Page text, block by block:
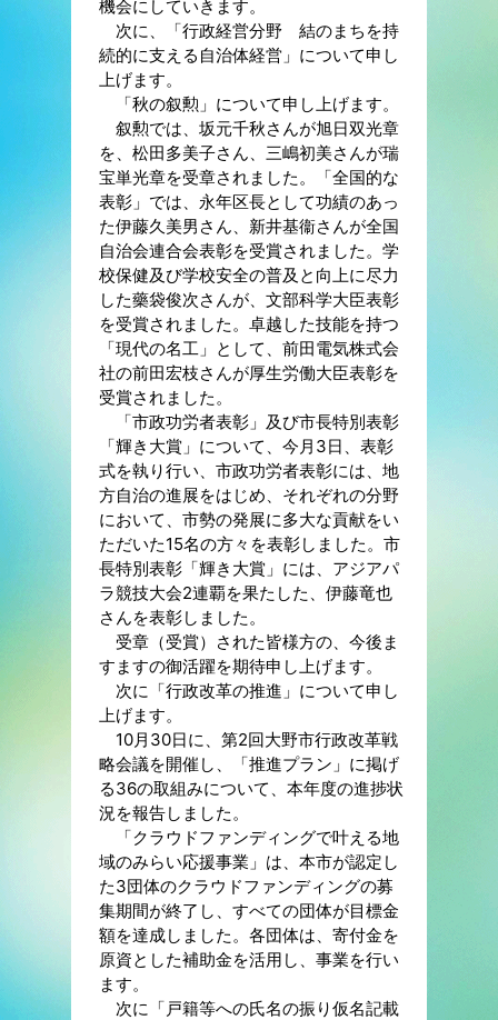
機会にしていきます。
次に、「行政経営分野 結のまちを持
続的に支える自治体経営」について申し
上げます。
「秋の叙勲」について申し上げます。
叙勲では、坂元千秋さんが旭日双光章
を、松田多美子さん、三嶋初美さんが瑞
宝単光章を受章されました。「全国的な
表彰」では、永年区長として功績のあっ
た伊藤久美男さん、新井基衞さんが全国
自治会連合会表彰を受賞されました。学
校保健及び学校安全の普及と向上に尽力
した藥袋俊次さんが、文部科学大臣表彰
を受賞されました。卓越した技能を持つ
「現代の名工」として、前田電気株式会
社の前田宏枝さんが厚生労働大臣表彰を
受賞されました。
「市政功労者表彰」及び市長特別表彰
「輝き大賞」について、今月3日、表彰
式を執り行い、市政功労者表彰には、地
方自治の進展をはじめ、それぞれの分野
において、市勢の発展に多大な貢献をい
ただいた15名の方々を表彰しました。市
長特別表彰「輝き大賞」には、アジアパ
ラ競技大会2連覇を果たした、伊藤竜也
さんを表彰しました。
受章（受賞）された皆様方の、今後ま
すますの御活躍を期待申し上げます。
次に「行政改革の推進」について申し
上げます。
10月30日に、第2回大野市行政改革戦
略会議を開催し、「推進プラン」に掲げ
る36の取組みについて、本年度の進捗状
況を報告しました。
「クラウドファンディングで叶える地
域のみらい応援事業」は、本市が認定し
た3団体のクラウドファンディングの募
集期間が終了し、すべての団体が目標金
額を達成しました。各団体は、寄付金を
原資とした補助金を活用し、事業を行い
ます。
次に「戸籍等への氏名の振り仮名記載